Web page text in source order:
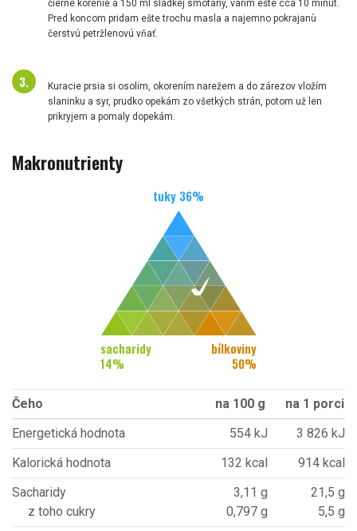
čierne korenie a 150 ml sladkej smotany, varím ešte cca 10 minùt.
Pred koncom pridam ešte trochu masla a najemno pokrajanù
čerstvú petržlenovú vňať.
Kuracie prsia si osolim, okorením narežem a do zárezov vložím
slaninku a syr, prudko opekám zo všetkých strán, potom už len
prikryjem a pomaly dopekám.
Makronutrienty
tuky 36%
sacharidy
14%
bílkoviny
50%
Čeho na 100 g
na 1 porci
Energetická hodnota
554 kJ
3 826 kJ
Kalorická hodnota
132 kcal
914 kcal
Sacharidy
z toho cukry
3,11 g
0,797 g
21,5 g
5,5 g